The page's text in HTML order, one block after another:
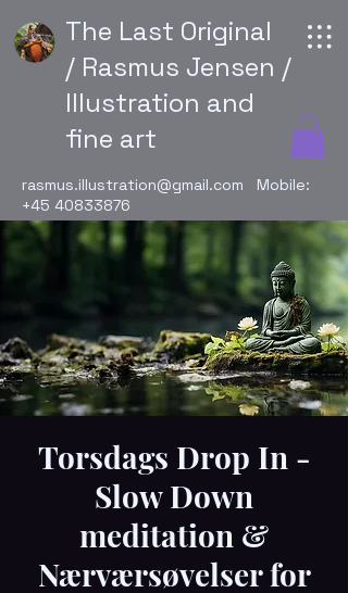
The Last Original
/ Rasmus Jensen /
Illustration and
fine art
rasmus.illustration@gmail.com Mobile:
+45 40833876
Torsdags Drop In -
Slow Down
meditation &
Nærværsøvelser for